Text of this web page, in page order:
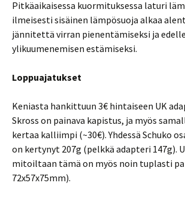
Pitkäaikaisessa kuormituksessa laturi
ilmeisesti sisäinen lämpösuoja alkaa
jännitettä virran pienentämiseksi ja
ylikuumenemisen estämiseksi.
Loppuajatukset
Keniasta hankittuun 3€ hintaiseen UK
Skross on painava kapistus, ja myös
kertaa kalliimpi (~30€). Yhdessä Schuko
on kertynyt 207g (pelkkä adapteri 147g).
mitoiltaan tämä on myös noin tuplasti
72x57x75mm).